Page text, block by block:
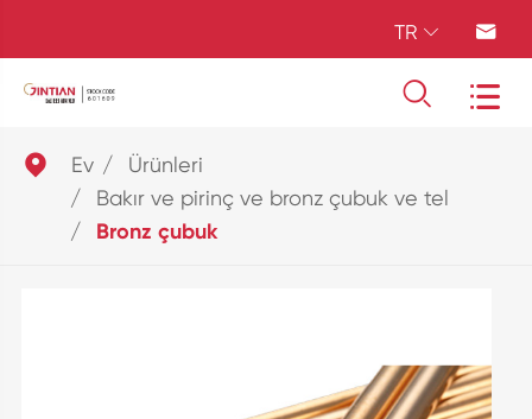
TR  
 
 Ev
Ürünleri
Bakır ve pirinç ve bronz çubuk ve tel
Bronz çubuk